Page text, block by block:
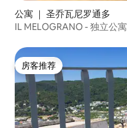
公寓 ｜ 圣乔瓦尼罗通多
IL MELOGRANO - 独立公寓
房客推荐
房客推荐